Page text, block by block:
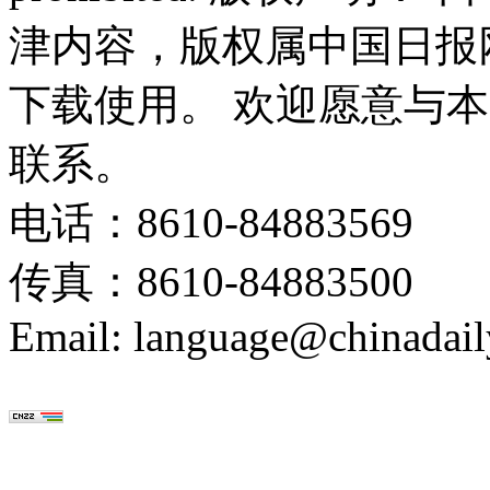
津内容，版权属中国日
下载使用。 欢迎愿意与
联系。
电话：8610-84883569
传真：8610-84883500
Email: